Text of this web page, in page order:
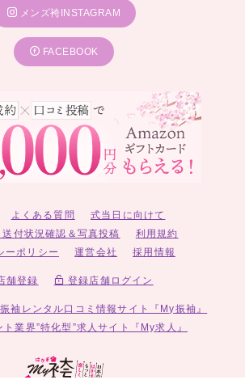
メンズ袴INSTAGRAM
FACEBOOK
よくある質問
式当日に向けて
付状況確認＆写真投稿
利用規約
ーポリシー
運営会社 採用情報
舗登録 登録店舗ログイン
振袖レンタル口コミ情報サイト『My振袖』
業界”特化型”求人サイト『My求人』